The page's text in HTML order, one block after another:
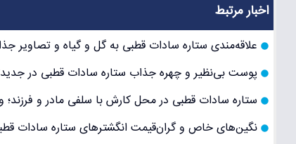
اخبار مرتبط
علاقه‌مندی ستاره سادات قطبی به گل و گیاه و تصاویر
پوست بی‌نظیر و چهره جذاب ستاره سادات قطبی در
ستاره سادات قطبی در محل کارش با سلفی مادر و
نگین‌های خاص و گران‌قیمت انگشترهای ستاره سادات